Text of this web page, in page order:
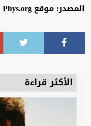
المصدر: موقع Phys.org
الأكثر قراءة